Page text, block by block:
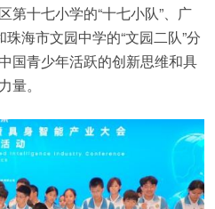
第十七小学的“十七小队”、广
海市文园中学的“文园二队”分
国青少年活跃的创新思维和具
量。